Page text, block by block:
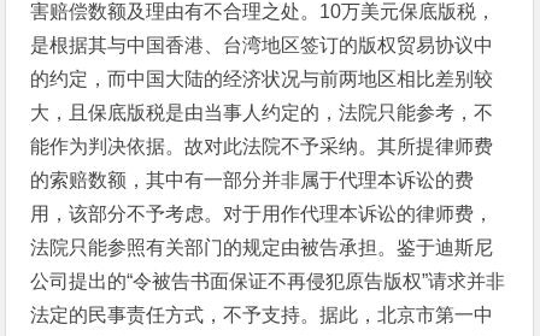
害赔偿数额及理由有不合理之处。10万美元保底版税，
是根据其与中国香港、台湾地区签订的版权贸易协议中
的约定，而中国大陆的经济状况与前两地区相比差别较
大，且保底版税是由当事人约定的，法院只能参考，不
能作为判决依据。故对此法院不予采纳。其所提律师费
的索赔数额，其中有一部分并非属于代理本诉讼的费
用，该部分不予考虑。对于用作代理本诉讼的律师费，
法院只能参照有关部门的规定由被告承担。鉴于迪斯尼
公司提出的“令被告书面保证不再侵犯原告版权”请求并非
法定的民事责任方式，不予支持。据此，北京市第一中